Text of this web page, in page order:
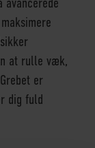
at rulle væk,
er
dig fuld